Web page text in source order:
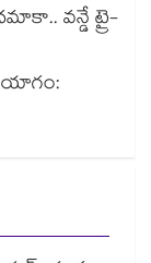
వన్డే ట్రై-
యాగం: